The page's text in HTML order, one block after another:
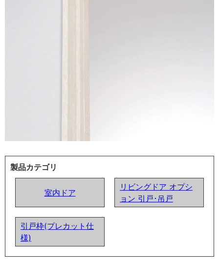
製品カテゴリ
室内ドア
リビングドア オプシ
ョン 引戸･吊戸
引戸枠(プレカット仕
様)